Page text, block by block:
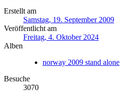
Erstellt am
Samstag, 19. September 2009
Veröffentlicht am
Freitag, 4. Oktober 2024
Alben
norway 2009 stand alone
Besuche
3070